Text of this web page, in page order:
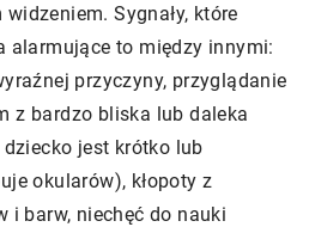
Sygnały, które
alarmujące to między innymi:
przyczyny, przyglądanie
z bardzo bliska lub daleka
dziecko jest krótko lub
okularów), kłopoty z
i barw, niechęć do nauki